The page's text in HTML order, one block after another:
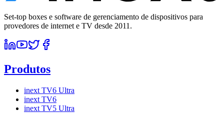
Set-top boxes e software de gerenciamento de dispositivos para
provedores de internet e TV desde 2011.
Produtos
inext TV6 Ultra
inext TV6
inext TV5 Ultra